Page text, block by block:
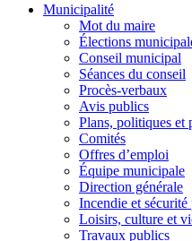
Municipalité
Mot du maire
Élections
Conseil municipal
Séances du conseil
Procès-verbaux
Avis publics
Plans, politiques et
Comités
Offres d’emploi
Équipe municipale
Direction générale
Incendie et
Loisirs, culture et
Travaux publics